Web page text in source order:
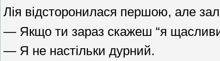
Лія відсторонилася першою, але
— Якщо ти зараз скажеш “я
— Я не настільки дурний.